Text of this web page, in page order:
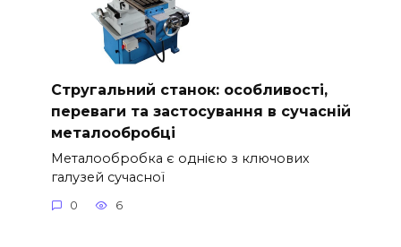
Стругальний станок: особливості,
переваги та застосування в сучасній
металообробці
Металообробка є однією з ключових
галузей сучасної
0 6